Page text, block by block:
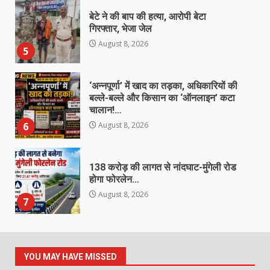
5
बेटे ने की बाप की हत्या, आरोपी बेटा
गिरफ्तार, भेजा जेल
August 8, 2026
6
‘अन्नपूर्णा’ में खाद का तड़का, अधिकारियों की
बल्ले-बल्ले और किसान का ‘ऑनलाइन’ कटा
चालान!…
August 8, 2026
7
138 करोड़ की लागत से नांदघाट-मुंगेली रोड
होगा फोरलेन…
August 8, 2026
में पढ़ने को मजबूर 77 बच्चे
YOU MAY HAVE MISSED